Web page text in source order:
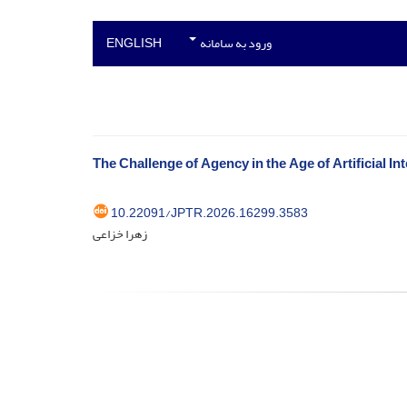
ورود به سامانه ENGLISH
The Challenge of Agency in the Age of Artificial
10.22091/JPTR.2026.16299.3583
زهرا خزاعی